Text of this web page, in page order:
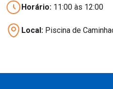
Horário: 11:00 às 12:00
Local: Piscina de